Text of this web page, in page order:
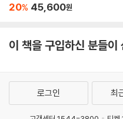
m, 2027: 6 Practice
ne Practice
20% 45,600원
이 책을 구입하신 분들이
로그인 최